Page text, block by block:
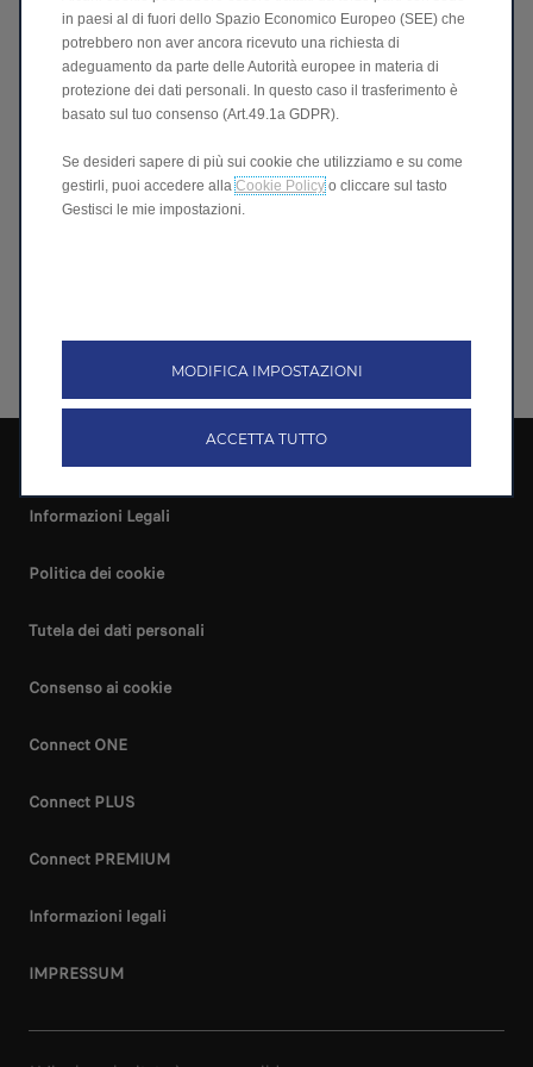
Seguici Leapmotor
Informazioni Legali
Politica dei cookie
Tutela dei dati personali
Consenso ai cookie
Connect ONE
Connect PLUS
Connect PREMIUM
Informazioni legali
IMPRESSUM
in paesi al di fuori dello Spazio Economico Europeo (SEE) che
potrebbero non aver ancora ricevuto una richiesta di
adeguamento da parte delle Autorità europee in materia di
protezione dei dati personali. In questo caso il trasferimento è
basato sul tuo consenso (Art.49.1a GDPR).
Se desideri sapere di più sui cookie che utilizziamo e su come
gestirli, puoi accedere allaCookie Policyo cliccare sul tasto
Gestisci le mie impostazioni.
MODIFICA IMPOSTAZIONI
ACCETTA TUTTO